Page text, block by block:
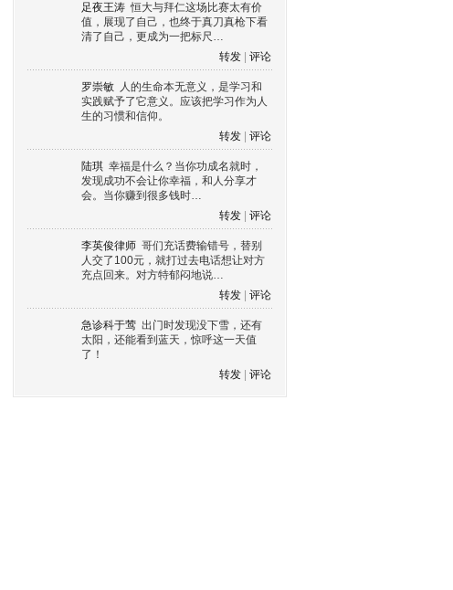
足夜王涛 恒大与拜仁这场比赛太有价
值，展现了自己，也终于真刀真枪下看
清了自己，更成为一把标尺…
转发
评论
罗崇敏 人的生命本无意义，是学习和
实践赋予了它意义。应该把学习作为人
生的习惯和信仰。
转发
评论
陆琪 幸福是什么？当你功成名就时，
发现成功不会让你幸福，和人分享才
会。当你赚到很多钱时…
转发
评论
李英俊律师 哥们充话费输错号，替别
人交了100元，就打过去电话想让对方
充点回来。对方特郁闷地说…
转发
评论
急诊科于莺 出门时发现没下雪，还有
太阳，还能看到蓝天，惊呼这一天值
了！
转发
评论